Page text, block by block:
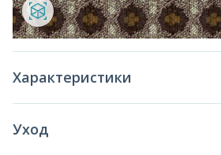
Характеристики
Уход